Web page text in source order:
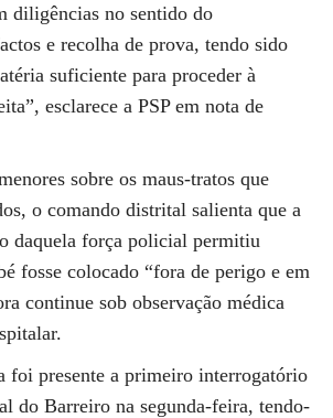
diligências no sentido do
e recolha de prova, tendo sido
suficiente para proceder à
esclarece a PSP em nota de
sobre os maus-tratos que
o comando distrital salienta que a
daquela força policial permitiu
fosse colocado “fora de perigo e em
continue sob observação médica
foi presente a primeiro interrogatório
do Barreiro na segunda-feira, tendo-